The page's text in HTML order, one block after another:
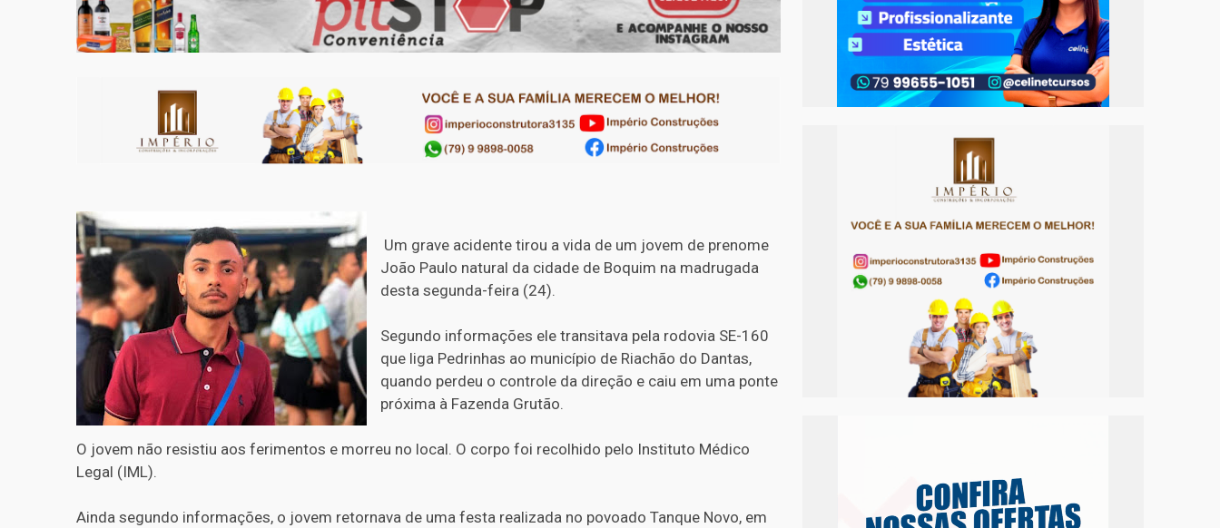
Um grave acidente tirou a vida de um jovem de prenome
João Paulo natural da cidade de Boquim na madrugada
desta segunda-feira (24).
Segundo informações ele transitava pela rodovia SE-160
que liga Pedrinhas ao município de Riachão do Dantas,
quando perdeu o controle da direção e caiu em uma ponte
próxima à Fazenda Grutão.
O jovem não resistiu aos ferimentos e morreu no local. O corpo foi recolhido pelo Instituto Médico
Legal (IML).
Ainda segundo informações, o jovem retornava de uma festa realizada no povoado Tanque Novo, em